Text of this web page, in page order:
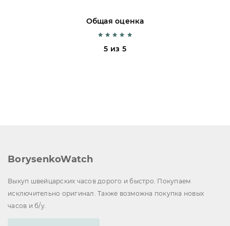
Общая оценка
5 из 5
BorysenkoWatch
Выкуп швейцарских часов дорого и быстро. Покупаем
исключительно оригинал. Также возможна покупка новых
часов и б/у.